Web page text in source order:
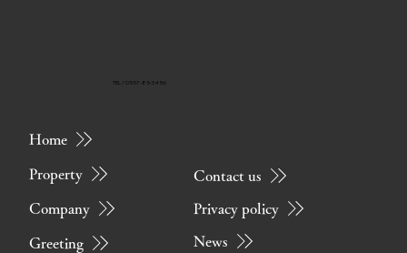
Home
Property
Company
Greeting
Contact us
Privacy policy
News
TEL / 0557-85-3456